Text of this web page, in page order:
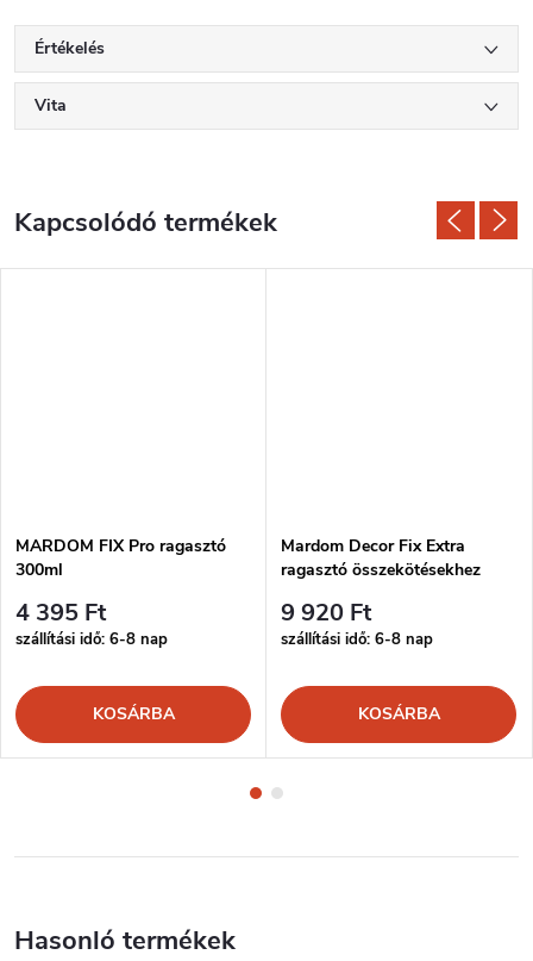
Értékelés
Vita
Kapcsolódó termékek
MARDOM FIX Pro ragasztó
300ml
4 395 Ft
szállítási idő: 6-8 nap
KOSÁRBA
Mardom Decor Fix Extra
ragasztó összekötésekhez
9 920 Ft
szállítási idő: 6-8 nap
KOSÁRBA